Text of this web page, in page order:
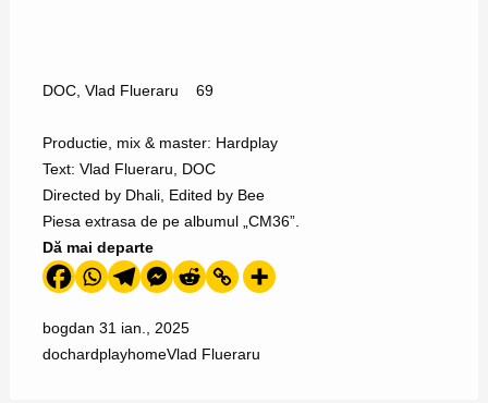
DOC, Vlad Flueraru 69
Productie, mix & master: Hardplay
Text: Vlad Flueraru, DOC
Directed by Dhali, Edited by Bee
Piesa extrasa de pe albumul „CM36”.
Dă mai departe
bogdan 31 ian., 2025
dochardplayhomeVlad Flueraru